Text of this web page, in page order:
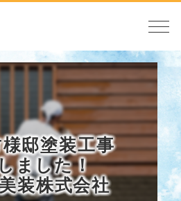
邸塗装工事
ました！
装株式会社